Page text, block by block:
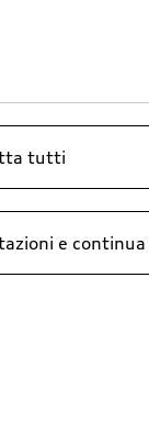
differire;
tutti
e continua